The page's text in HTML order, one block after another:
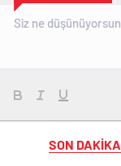
SON DAKİKA